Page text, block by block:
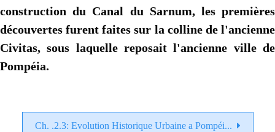
construction du Canal du Sarnum, les premières
découvertes furent faites sur la colline de l'ancienne
Civitas, sous laquelle reposait l'ancienne ville de
Pompéia.
Ch. .2.3: Evolution Historique Urbaine a Pompéi...